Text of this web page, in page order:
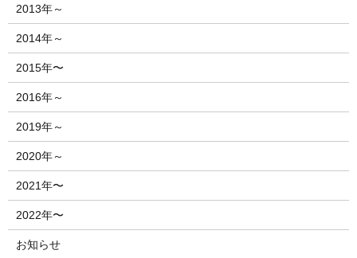
2013年～
2014年～
2015年〜
2016年～
2019年～
2020年～
2021年〜
2022年〜
お知らせ